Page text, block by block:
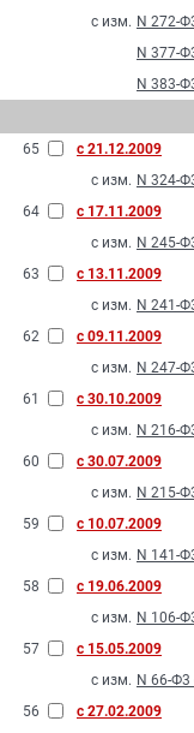
с изм. N 272-
N 377-
N 383-
65
с 21.12.2009
с изм. N 324-
64
с 17.11.2009
с изм. N 245-
63
с 13.11.2009
с изм. N 241-
62
с 09.11.2009
с изм. N 247-
61
с 30.10.2009
с изм. N 216-
60
с 30.07.2009
с изм. N 215-
59
с 10.07.2009
с изм. N 141-
58
с 19.06.2009
с изм. N 106-
57
с 15.05.2009
с изм. N 66-Ф3
56
с 27.02.2009